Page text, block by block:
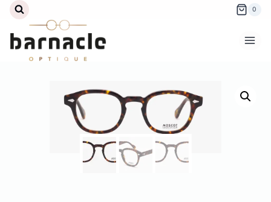
Aller
contenu
0